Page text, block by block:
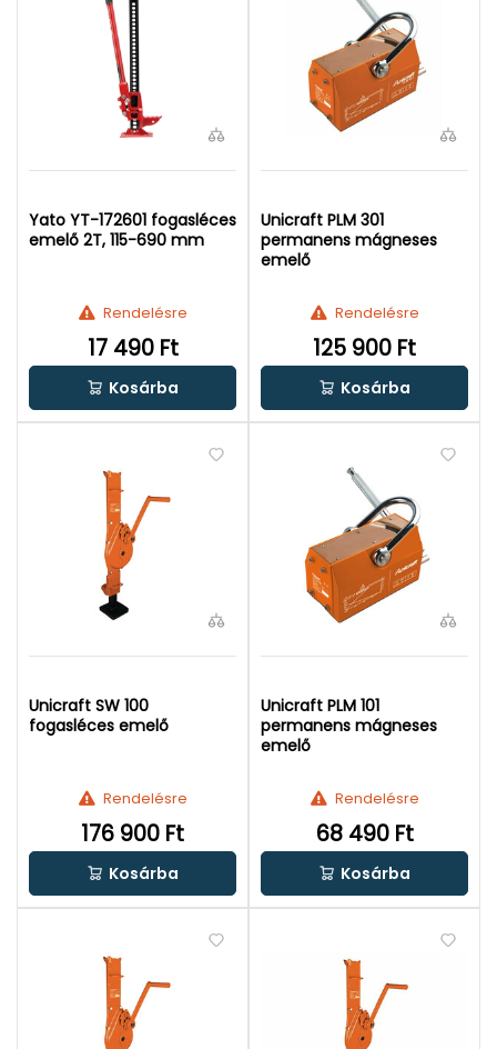
Yato YT-172601 fogasléces
emelő 2T, 115-690 mm
Rendelésre
17 490 Ft
Kosárba
Unicraft PLM 301
permanens mágneses
emelő
Rendelésre
125 900 Ft
Kosárba
Unicraft SW 100
fogasléces emelő
Rendelésre
176 900 Ft
Kosárba
Unicraft PLM 101
permanens mágneses
emelő
Rendelésre
68 490 Ft
Kosárba